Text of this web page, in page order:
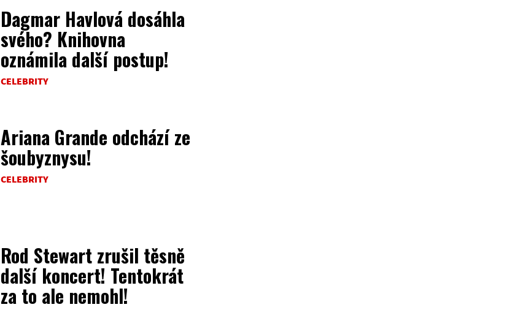
Dagmar Havlová dosáhla
svého? Knihovna
oznámila další postup!
CELEBRITY
Ariana Grande odchází ze
šoubyznysu!
CELEBRITY
Rod Stewart zrušil těsně
další koncert! Tentokrát
za to ale nemohl!